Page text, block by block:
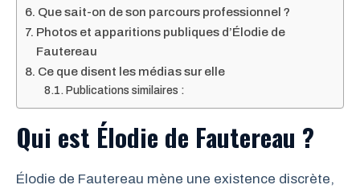
Que sait-on de son parcours professionnel ?
Photos et apparitions publiques d’Élodie de
Fautereau
Ce que disent les médias sur elle
Publications similaires :
Qui est Élodie de Fautereau ?
Élodie de Fautereau mène une existence discrète,